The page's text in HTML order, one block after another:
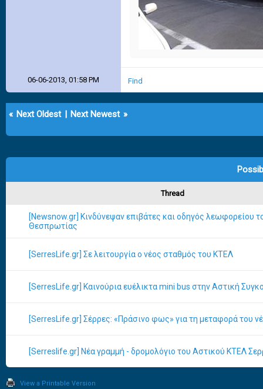
06-06-2013, 01:58 PM Find
« Next Oldest | Next Newest »
Thread
[Newsnow.gr] Κινδύνεψαν επιβάτες και οδηγός λεωφορείου
Θεσπρωτίας
[SerresLife.gr] Σε λειτουργία ο νέος σταθμός του ΚΤΕΛ
[SerresLife.gr] Καινούρια ευέλικτα mini bus στην Αστική
[SerresLife.gr] Σέρρες: «Πράσινο φως» για τη μεταφορά του
[Serreslife.gr] Νέα γραμμή - δρομολόγιο του Αστικού ΚΤΕΛ
View a Printable Version